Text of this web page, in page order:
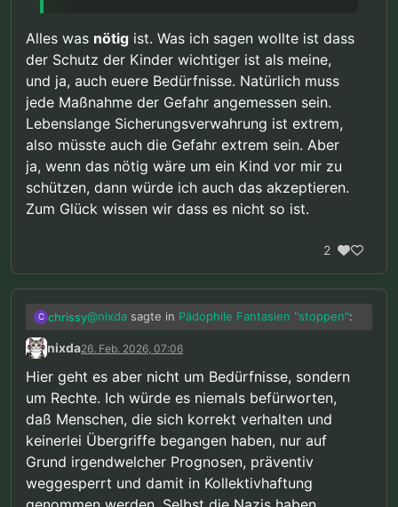
Alles was nötig ist. Was ich sagen wollte ist dass
der Schutz der Kinder wichtiger ist als meine,
und ja, auch euere Bedürfnisse. Natürlich muss
jede Maßnahme der Gefahr angemessen sein.
Lebenslange Sicherungsverwahrung ist extrem,
also müsste auch die Gefahr extrem sein. Aber
ja, wenn das nötig wäre um ein Kind vor mir zu
schützen, dann würde ich auch das akzeptieren.
Zum Glück wissen wir dass es nicht so ist.
2
C chrissy@nixda sagte in Pädophile Fantasien "stoppen":
erzwungener Gedankenmanipulation,
auch lebenslange
Sicherungsverwahrung, ohne daß man
sich jemals irgendwas hat zuschulden
kommen lassen…
Alles wasnötig ist. Was ich sagen wollte ist dass
der Schutz der Kinder wichtiger ist als meine,
und ja, auch euere Bedürfnisse. Natürlich muss
jede Maßnahme der Gefahr angemessen sein.
Lebenslange Sicherungsverwahrung ist extrem,
also müsste auch die Gefahr extrem sein. Aber
ja, wenn das nötig wäre um ein Kind vor mir zu
nixda26. Feb. 2026, 07:06
Hier geht es aber nicht um Bedürfnisse, sondern
um Rechte. Ich würde es niemals befürworten,
daß Menschen, die sich korrekt verhalten und
keinerlei Übergriffe begangen haben, nur auf
Grund irgendwelcher Prognosen, präventiv
weggesperrt und damit in Kollektivhaftung